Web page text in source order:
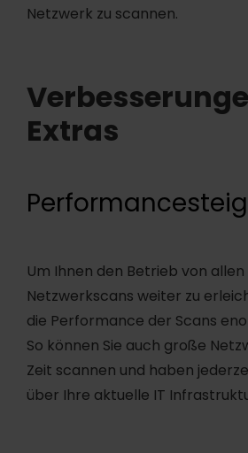
Netzwerk zu scannen.
Extras
Um Ihnen den Betrieb von
Netzwerkscans weiter zu
die Performance der Scans
So können Sie auch große
Zeit scannen und haben
über Ihre aktuelle IT